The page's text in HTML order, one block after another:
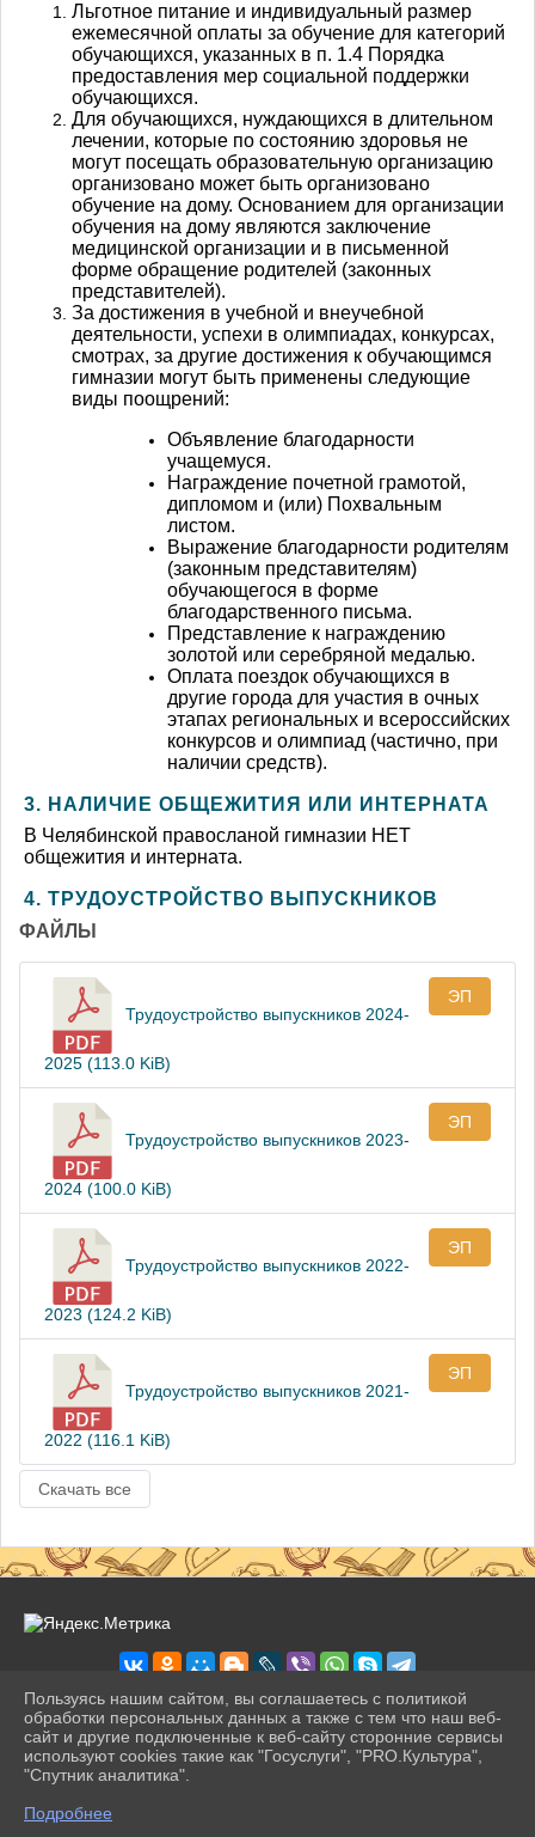
Льготное питание и индивидуальный размер
ежемесячной оплаты за обучение для категорий
обучающихся, указанных в п. 1.4 Порядка
предоставления мер социальной поддержки
обучающихся.
Для обучающихся, нуждающихся в длительном
лечении, которые по состоянию здоровья не
могут посещать образовательную организацию
организовано может быть организовано
обучение на дому. Основанием для организации
обучения на дому являются заключение
медицинской организации и в письменной
форме обращение родителей (законных
представителей).
За достижения в учебной и внеучебной
деятельности, успехи в олимпиадах, конкурсах,
смотрах, за другие достижения к обучающимся
гимназии могут быть применены следующие
виды поощрений:
Объявление благодарности
учащемуся.
Награждение почетной грамотой,
дипломом и (или) Похвальным
листом.
Выражение благодарности родителям
(законным представителям)
обучающегося в форме
благодарственного письма.
Представление к награждению
золотой или серебряной медалью.
Оплата поездок обучающихся в
другие города для участия в очных
этапах региональных и всероссийских
конкурсов и олимпиад (частично, при
наличии средств).
3. НАЛИЧИЕ ОБЩЕЖИТИЯ ИЛИ ИНТЕРНАТА
В Челябинской правосланой гимназии НЕТ
общежития и интерната.
4. ТРУДОУСТРОЙСТВО ВЫПУСКНИКОВ
ФАЙЛЫ
Трудоустройство выпускников 2024-
2025 (113.0 KiB)
ЭП
Трудоустройство выпускников 2023-
2024 (100.0 KiB)
ЭП
Трудоустройство выпускников 2022-
2023 (124.2 KiB)
ЭП
Трудоустройство выпускников 2021-
2022 (116.1 KiB)
ЭП
Скачать все
2026 г. pravogimn.ru
Вход
Карта сайта
Политика обработки персональных данных
Пользуясь нашим сайтом, вы соглашаетесь с политикой
обработки персональных данных а также с тем что наш веб-
сайт и другие подключенные к веб-сайту сторонние сервисы
используют cookies такие как "Госуслуги", "PRO.Культура",
"Спутник аналитика".
Подробнее